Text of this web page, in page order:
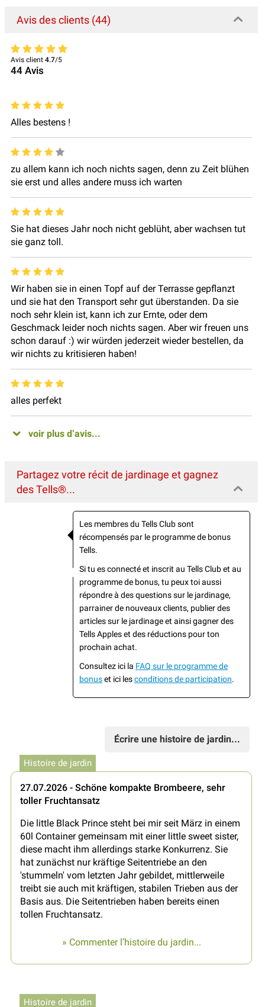
Avis des clients (44)
Avis client 4.7/5
44 Avis
Alles bestens !
zu allem kann ich noch nichts sagen, denn zu Zeit blühen
sie erst und alles andere muss ich warten
Sie hat dieses Jahr noch nicht geblüht, aber wachsen tut
sie ganz toll.
Wir haben sie in einen Topf auf der Terrasse gepflanzt
und sie hat den Transport sehr gut überstanden. Da sie
noch sehr klein ist, kann ich zur Ernte, oder dem
Geschmack leider noch nichts sagen. Aber wir freuen uns
schon darauf :) wir würden jederzeit wieder bestellen, da
wir nichts zu kritisieren haben!
alles perfekt
voir plus d’avis...
Partagez votre récit de jardinage et gagnez
des Tells®...
Les membres du Tells Club sont
récompensés par le programme de bonus
Tells.
Si tu es connecté et inscrit au Tells Club et au
programme de bonus, tu peux toi aussi
répondre à des questions sur le jardinage,
parrainer de nouveaux clients, publier des
articles sur le jardinage et ainsi gagner des
Tells Apples et des réductions pour ton
prochain achat.
Consultez ici la FAQ sur le programme de
bonuset ici lesconditions de participation.
Écrire une histoire de jardin...
Histoire de jardin
27.07.2026 - Schöne kompakte Brombeere, sehr
toller Fruchtansatz
Die little Black Prince steht bei mir seit März in einem
60l Container gemeinsam mit einer little sweet sister,
diese macht ihm allerdings starke Konkurrenz. Sie
hat zunächst nur kräftige Seitentriebe an den
'stummeln' vom letzten Jahr gebildet, mittlerweile
treibt sie auch mit kräftigen, stabilen Trieben aus der
Basis aus. Die Seitentrieben haben bereits einen
tollen Fruchtansatz.
» Commenter l’histoire du jardin...
Histoire de jardin